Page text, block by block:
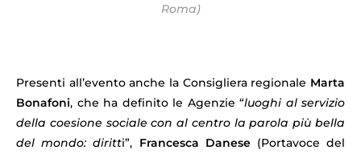
Roma)
Presenti all’evento anche la Consigliera regionale Marta
Bonafoni, che ha definito le Agenzie “luoghi al servizio
della coesione sociale con al centro la parola più bella
del mondo: diritti”, Francesca Danese(Portavoce del